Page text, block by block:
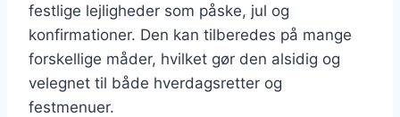
festlige lejligheder som påske, jul og
konfirmationer. Den kan tilberedes på mange
forskellige måder, hvilket gør den alsidig og
velegnet til både hverdagsretter og
festmenuer.